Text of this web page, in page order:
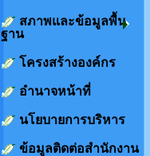
สภาพและข้อมูลพื้น
ฐาน
โครงสร้างองค์กร
อำนาจหน้าที่
นโยบายการบริหาร
ข้อมูลติดต่อสำนักงาน